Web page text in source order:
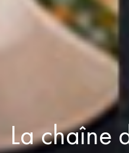
La chaîne